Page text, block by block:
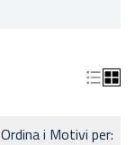
Ordina i Motivi per: